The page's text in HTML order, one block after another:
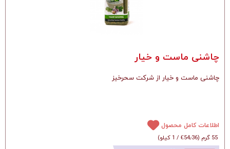
چاشنی ماست و خیار
چاشنی ماست و خیار از شرکت سحرخیز
اطلاعات کامل محصول
55 گرم
(‎€54٫36 / 1 کیلو )